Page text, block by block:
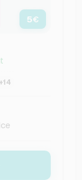
5€
+14